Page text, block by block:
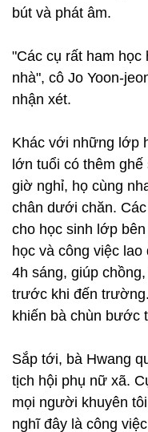
bút và phát âm.
"Các cụ rất ham học
nhà", cô Jo Yoon-
nhận xét.
Khác với những lớp
lớn tuổi có thêm
giờ nghỉ, họ cùng
chân dưới chăn.
cho học sinh lớp
học và công việc
4h sáng, giúp
trước khi đến
khiến bà chùn bước
Sắp tới, bà Hwang
tịch hội phụ nữ xã.
mọi người khuyên
nghĩ đây là công